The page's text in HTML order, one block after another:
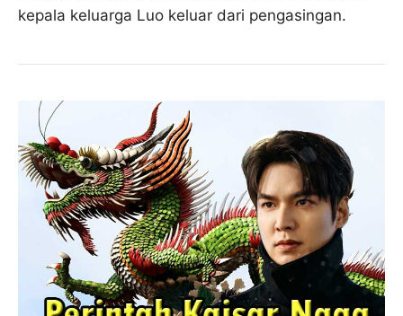
kepala keluarga Luo keluar dari pengasingan.